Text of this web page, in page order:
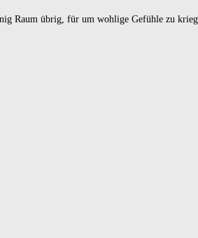
Raum übrig, für um wohlige Gefühle zu